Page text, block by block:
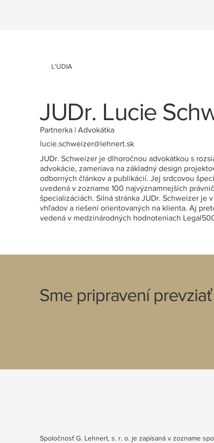
L'UDIA
JUDr. Lucie
Partnerka | Advokátka
lucie.schweizer@lehnert.sk
JUDr. Schweizer je dlhoročnou advokátkou s
advokácie, zameriava na základný design
odborných článkov a publikácií. Jej srdcovou
uvedená v zozname 100 najvýznamnejších
špecializáciách. Silná stránka JUDr. Schweizer
vhľadov a riešení orientovaných na klienta. Aj
vedená v medzinárodných hodnoteniach
Sme pripravení
Spoločnosť G. Lehnert, s. r. o. je zapísaná v zozname